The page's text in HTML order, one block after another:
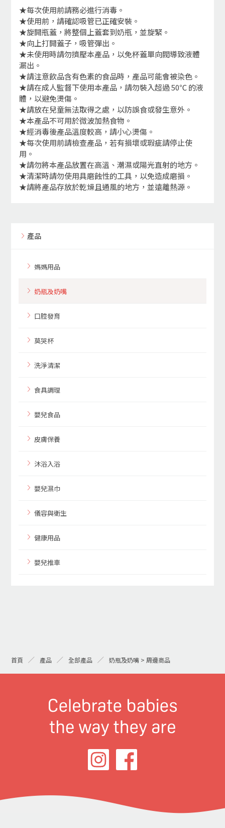
★每次使用前請務必進行消毒。
★使用前，請確認吸管已正確安裝。
★旋開瓶蓋，將整個上蓋套到奶瓶，並旋緊。
★向上打開蓋子，吸管彈出。
★未使用時請勿擠壓本產品，以免杯蓋單向閥導致液體
漏出。
★請注意飲品含有色素的食品時，產品可能會被染色。
★請在成人監督下使用本產品，請勿裝入超過 50℃ 的液
體，以避免燙傷。
★請放在兒童無法取得之處，以防誤食或發生意外。
★本產品不可用於微波加熱食物。
★經消毒後產品溫度較高，請小心燙傷。
★每次使用前請檢查產品，若有損壞或瑕疵請停止使
用。
★請勿將本產品放置在高溫、潮濕或陽光直射的地方。
★清潔時請勿使用具磨蝕性的工具，以免造成磨損。
★請將產品存放於乾燥且通風的地方，並遠離熱源。
產品
媽媽用品
奶瓶及奶嘴
口腔發育
莫哭杯
洗淨清潔
食具調理
嬰兒食品
皮膚保養
沐浴入浴
嬰兒濕巾
儀容與衛生
健康用品
嬰兒推車
首頁 產品 全部產品 奶瓶及奶嘴 > 周邊商品